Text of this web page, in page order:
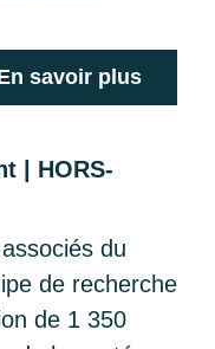
savoir plus
| HORS-
du
de recherche
de 1 350